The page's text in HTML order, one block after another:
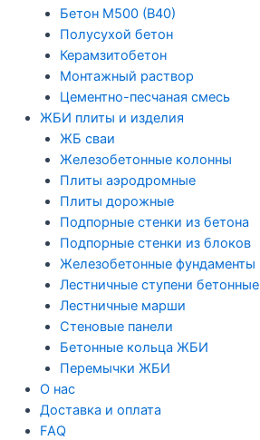
Бетон М500 (В40)
Полусухой бетон
Керамзитобетон
Монтажный раствор
Цементно-песчаная смесь
ЖБИ плиты и изделия
ЖБ сваи
Железобетонные колонны
Плиты аэродромные
Плиты дорожные
Подпорные стенки из бетона
Подпорные стенки из блоков
Железобетонные фундаменты
Лестничные ступени бетонные
Лестничные марши
Стеновые панели
Бетонные кольца ЖБИ
Перемычки ЖБИ
О нас
Доставка и оплата
FAQ